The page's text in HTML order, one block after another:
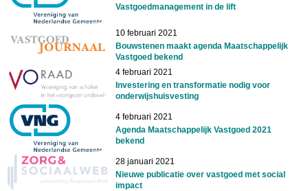
Vastgoedmanagement in de lift
10 februari 2021
Bouwstenen maakt agenda Maatschappelijk
Vastgoed bekend
4 februari 2021
Investering en transformatie nodig voor
onderwijshuisvesting
4 februari 2021
Agenda Maatschappelijk Vastgoed 2021
bekend
28 januari 2021
Nieuwe publicatie over vastgoed met social
impact